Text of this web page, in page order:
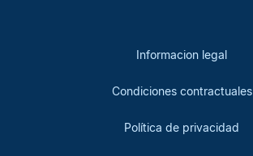
Informacion legal
Condiciones contractuales
Política de privacidad